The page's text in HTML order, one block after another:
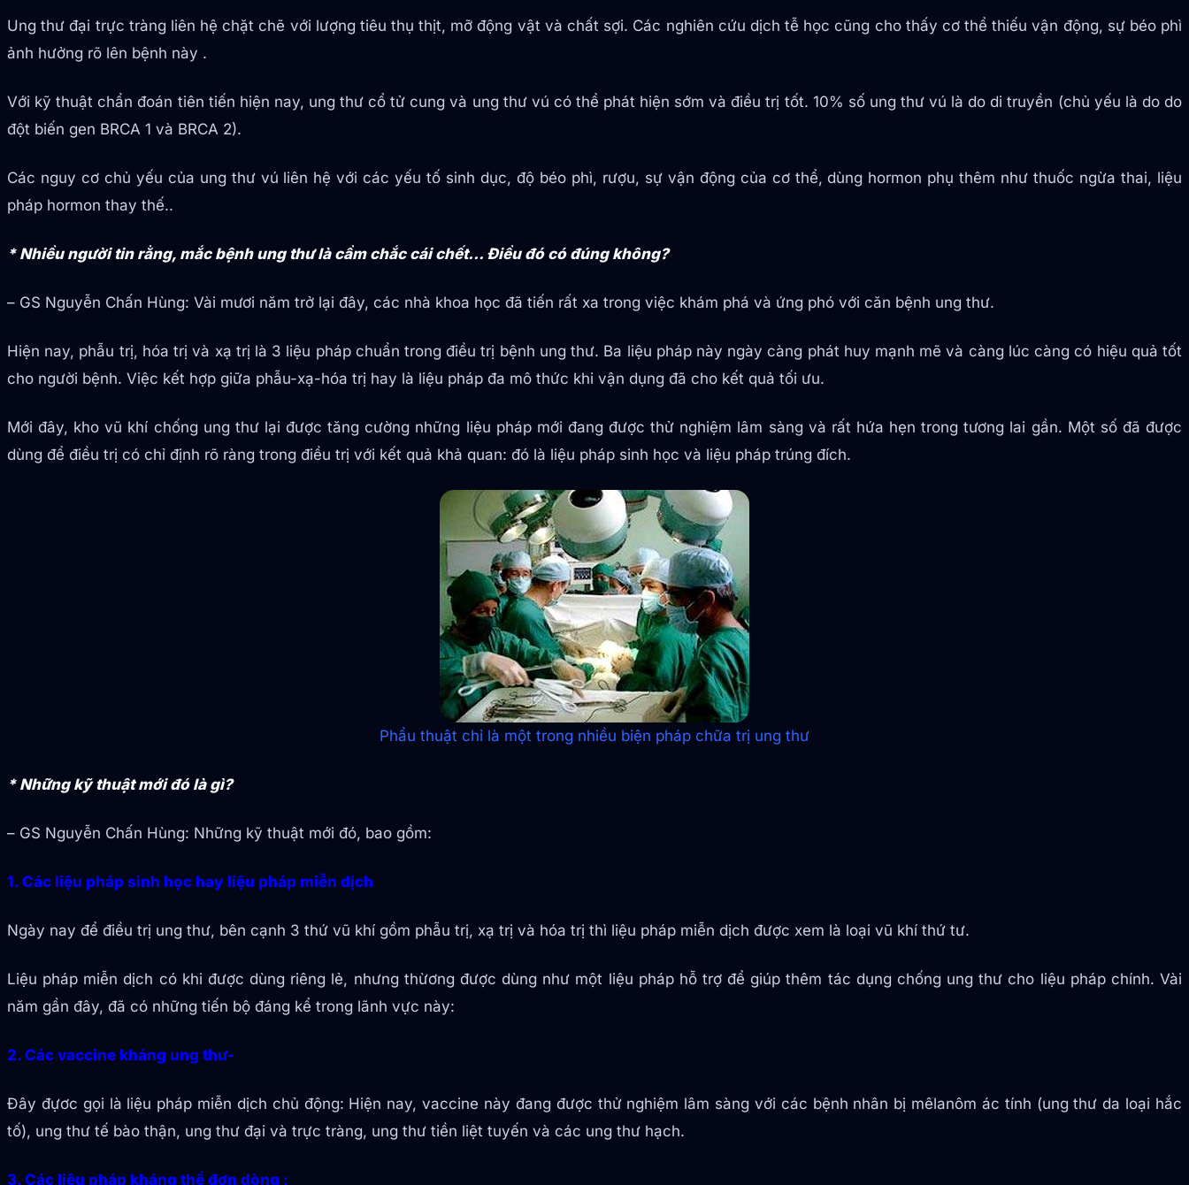
Ung thư đại trực tràng liên hệ chặt chẽ với lượng tiêu thụ thịt, mỡ động vật và chất sợi. Các nghiên cứu dịch tễ học cũng cho thấy cơ thể thiếu vận động, sự béo phì
ảnh hưởng rõ lên bệnh này .
Với kỹ thuật chẩn đoán tiên tiến hiện nay, ung thư cổ tử cung và ung thư vú có thể phát hiện sớm và điều trị tốt. 10% số ung thư vú là do di truyền (chủ yếu là do do
đột biến gen BRCA 1 và BRCA 2).
Các nguy cơ chủ yếu của ung thư vú liên hệ với các yếu tố sinh dục, độ béo phì, rượu, sự vận động của cơ thể, dùng hormon phụ thêm như thuốc ngừa thai, liệu
pháp hormon thay thế..
* Nhiều người tin rằng, mắc bệnh ung thư là cầm chắc cái chết… Điều đó có đúng không?
– GS Nguyễn Chấn Hùng: Vài mươi năm trở lại đây, các nhà khoa học đã tiến rất xa trong việc khám phá và ứng phó với căn bệnh ung thư.
Hiện nay, phẫu trị, hóa trị và xạ trị là 3 liệu pháp chuẩn trong điều trị bệnh ung thư. Ba liệu pháp này ngày càng phát huy mạnh mẽ và càng lúc càng có hiệu quả tốt
cho người bệnh. Việc kết hợp giữa phẫu-xạ-hóa trị hay là liệu pháp đa mô thức khi vận dụng đã cho kết quả tối ưu.
Mới đây, kho vũ khí chống ung thư lại được tăng cường những liệu pháp mới đang được thử nghiệm lâm sàng và rất hứa hẹn trong tương lai gần. Một số đã được
dùng để điều trị có chỉ định rõ ràng trong điều trị với kết quả khả quan: đó là liệu pháp sinh học và liệu pháp trúng đích.
Phẩu thuật chỉ là một trong nhiều biện pháp chữa trị ung thư
* Những kỹ thuật mới đó là gì?
– GS Nguyễn Chấn Hùng: Những kỹ thuật mới đó, bao gồm:
1. Các liệu pháp sinh học hay liệu pháp miễn dịch
Ngày nay để điều trị ung thư, bên cạnh 3 thứ vũ khí gồm phẫu trị, xạ trị và hóa trị thì liệu pháp miễn dịch được xem là loại vũ khí thứ tư.
Liệu pháp miễn dịch có khi được dùng riêng lẻ, nhưng thừơng được dùng như một liệu pháp hỗ trợ để giúp thêm tác dụng chống ung thư cho liệu pháp chính. Vài
năm gần đây, đã có những tiến bộ đáng kể trong lãnh vực này:
2. Các vaccine kháng ung thư-
Đây đựơc gọi là liệu pháp miễn dịch chủ động: Hiện nay, vaccine này đang được thử nghiệm lâm sàng với các bệnh nhân bị mêlanôm ác tính (ung thư da loại hắc
tố), ung thư tế bào thận, ung thư đại và trực tràng, ung thư tiền liệt tuyến và các ung thư hạch.
3. Các liệu pháp kháng thể đơn dòng :